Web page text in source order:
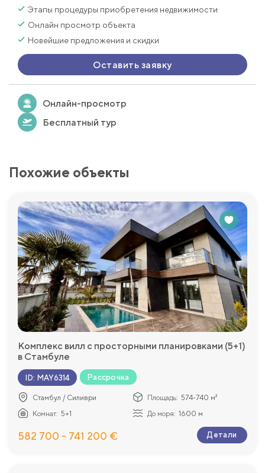
Этапы процедуры приобретения недвижимости
Онлайн просмотр объекта
Новейшие предложения и скидки
Оставить заявку
Онлайн-просмотр
Бесплатный тур
Похожие объекты
Комплекс вилл с просторными планировками (5+1)
в Стамбуле
ID: MAY6314 Рассрочка
Стамбул / Силиври Площадь: 574-740 м²
Комнат: 5+1 До моря: 1600 м
582 700 - 741 200 € Детали